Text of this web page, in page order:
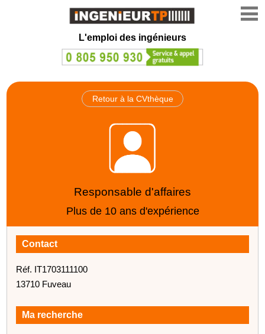
L'emploi des ingénieurs
Retour à la CVthèque
Responsable d'affaires
Plus de 10 ans d'expérience
Contact
Réf. IT1703111100
13710 Fuveau
Ma recherche